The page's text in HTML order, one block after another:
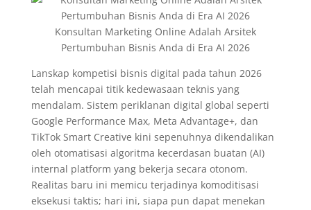
Konsultan Marketing Online Adalah Arsitek
Pertumbuhan Bisnis Anda di Era AI 2026
Lanskap kompetisi bisnis digital pada tahun 2026
telah mencapai titik kedewasaan teknis yang
mendalam. Sistem periklanan digital global seperti
Google Performance Max, Meta Advantage+, dan
TikTok Smart Creative kini sepenuhnya dikendalikan
oleh otomatisasi algoritma kecerdasan buatan (AI)
internal platform yang bekerja secara otonom.
Realitas baru ini memicu terjadinya komoditisasi
eksekusi taktis; hari ini, siapa pun dapat menekan